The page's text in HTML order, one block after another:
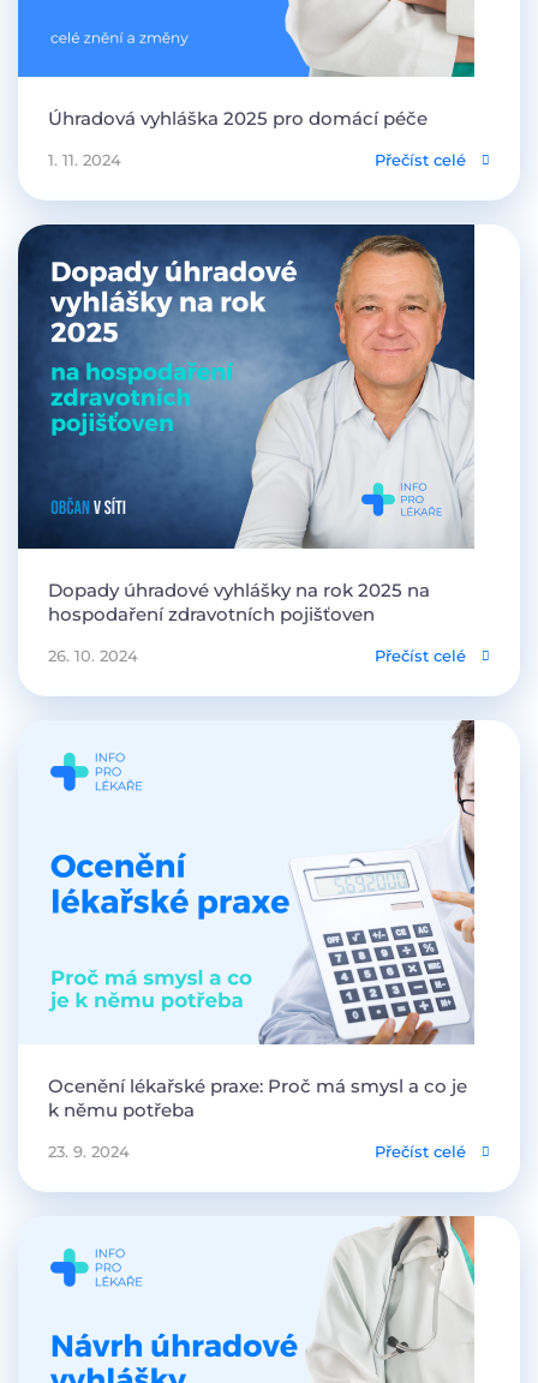
Úhradová vyhláška 2025 pro domácí péče
1. 11. 2024 Přečíst celé
Dopady úhradové vyhlášky na rok 2025 na
hospodaření zdravotních pojišťoven
26. 10. 2024 Přečíst celé
Ocenění lékařské praxe: Proč má smysl a co je
k němu potřeba
23. 9. 2024 Přečíst celé